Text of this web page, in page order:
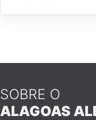
SOBRE O
ALAGOAS